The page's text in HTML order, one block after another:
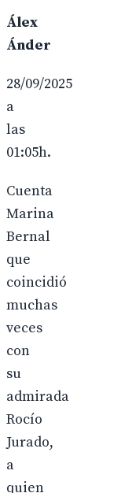
Álex
Ánder
28/09/2025
a
las
01:05h.
Cuenta
Marina
Bernal
que
coincidió
muchas
veces
con
su
admirada
Rocío
Jurado,
a
quien